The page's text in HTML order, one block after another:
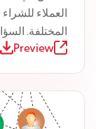
العملاء
المختلفة.
Preview